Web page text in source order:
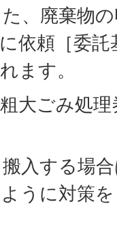
、廃棄物
依頼［委
ます。
大ごみ処
入する場
うに対策